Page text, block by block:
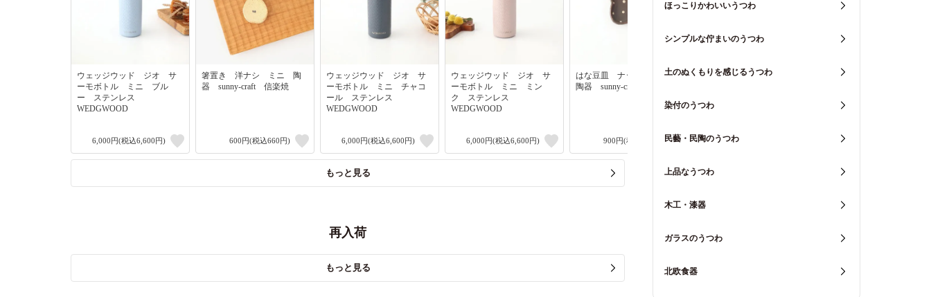
ウェッジウッド ジオ サ
ーモボトル ミニ ブル
ー ステンレス
WEDGWOOD
6,000円(税込6,600円)
箸置き 洋ナシ ミニ 陶
器 sunny-craft 信楽焼
600円(税込660円)
ウェッジウッド ジオ サ
ーモボトル ミニ チャコ
ール ステンレス
WEDGWOOD
6,000円(税込6,600円)
ウェッジウッド ジオ サ
ーモボトル ミニ ミン
ク ステンレス
WEDGWOOD
6,000円(税込6,600円)
はな豆皿 ナッツドット
陶器 sunny-craft 信楽焼
900円(税込990円)
ウェッジウッド ジオ サ
WEDGWOOD
6,000円(税込6,600円)
ウェッジウッド ジオ 蓋
ス WEDGWOOD
6,500円(税込7,150円)
もっと見る
再入荷
もっと見る
ほっこりかわいいうつわ
シンプルな佇まいのうつわ
土のぬくもりを感じるうつわ
染付のうつわ
民藝・民陶のうつわ
上品なうつわ
木工・漆器
ガラスのうつわ
北欧食器